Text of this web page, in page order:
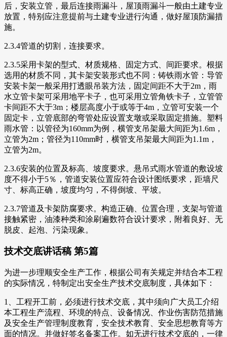
后，安装立管，最后连接雨漏斗，屋顶雨漏斗一般由土建专业
放置，特别应注意提前与土建专业进行沟通，做好屋顶防漏措
施。
2.3.4管道的切割，连接要求。
2.3.5采用卡架的型式、材质规格、固定方式、间距要求。根据
选用的材质不同，其卡架安装形式也不同：铸铁雨水管：导管
安装卡架一般采用打透眼吊装方法，固定间距不大于2m，雨
水立管卡架可采用地平卡子，也可采用立管角铁卡子，立管管
卡间距不大于3m；楼层高度小于或等于4m，立管可安装一个
固定卡，立管底部的弯管处应设置支墩或采取固定措施。塑料
雨水管：以管径为160mm为例，横管支吊架最大间距为1.6m，
立管为2m；管径为110mm时，横管支吊架最大间距为1.1m，
立管为2m。
2.3.6安装的位置及标高、坡度要求。悬吊式雨水管道的敷设坡
度不得小于5％，管道安装位置应符合设计图纸要求，距墙尺
寸、标高正确，坡度均匀，不得倒坡、平坡。
2.3.7管道及卡架防腐要求。构造正确、位置合理，支架与管道
接触紧密，油漆种类和涂刷遍数符合设计要求，附着良好、无
脱皮、起泡、污染现象。
技术交底讲话稿 第5篇
为进一步理顺安全生产工作，根据公司有关规定并结合本工程
的实际情况，特制定出安全生产技术交底制度，具体如下：
1、工程开工前，必须进行技术交底，其中须向广大员工介绍
本工程生产流程、环境的特点、设备情况、作业伤害防范措施
及安全生产管理制度教育，安全技术教育、安全思想教育等方
面的情况。并做好签名备案工作。如无进行技术交底的，一律